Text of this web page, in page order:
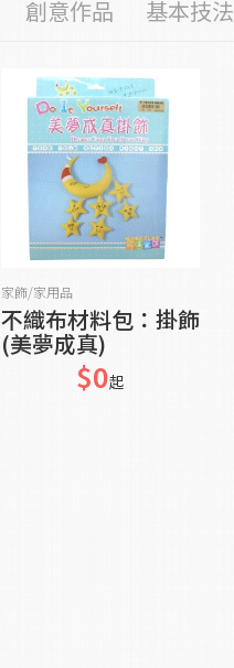
創意作品 基本技法
家飾/家用品
不織布材料包：掛飾
(美夢成真)
$0起